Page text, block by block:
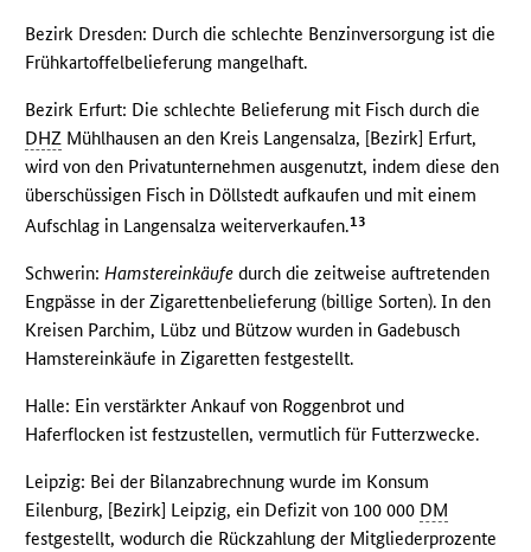
Bezirk Dresden: Durch die schlechte Benzinversorgung ist die
Frühkartoffelbelieferung mangelhaft.
Bezirk Erfurt: Die schlechte Belieferung mit Fisch durch die
DHZ Mühlhausen an den Kreis Langensalza, [Bezirk] Erfurt,
wird von den Privatunternehmen ausgenutzt, indem diese den
überschüssigen Fisch in Döllstedt aufkaufen und mit einem
Aufschlag in Langensalza weiterverkaufen.13
Schwerin:Hamstereinkäufe durch die zeitweise auftretenden
Engpässe in der Zigarettenbelieferung (billige Sorten). In den
Kreisen Parchim, Lübz und Bützow wurden in Gadebusch
Hamstereinkäufe in Zigaretten festgestellt.
Halle: Ein verstärkter Ankauf von Roggenbrot und
Haferflocken ist festzustellen, vermutlich für Futterzwecke.
Leipzig: Bei der Bilanzabrechnung wurde im Konsum
Eilenburg, [Bezirk] Leipzig, ein Defizit von 100 000 DM
festgestellt, wodurch die Rückzahlung der Mitgliederprozente